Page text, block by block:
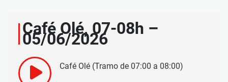
Café Olé, 07-08h –
05/06/2026
Café Olé (Tramo de 07:00 a 08:00)